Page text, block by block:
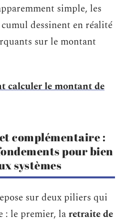
simple, les
dessinent en réalité
sur le montant
calculer le montant de
complémentaire :
pour bien
systèmes
sur deux piliers qui
: le premier, laretraite de